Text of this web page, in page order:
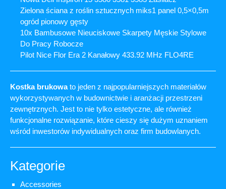
Zielona ściana z roślin sztucznych miks1 panel 0,5×0,5m
ogród pionowy gęsty
10x Bambusowe Nieuciskowe Skarpety Męskie Stylowe
Do Pracy Robocze
Pilot Nice Flor Era 2 Kanałowy 433.92 MHz FLO4RE
Kostka brukowato jeden z najpopularniejszych materiałów
wykorzystywanych w budownictwie i aranżacji przestrzeni
zewnętrznych. Jest to nie tylko estetyczne, ale również
funkcjonalne rozwiązanie, które cieszy się dużym uznaniem
wśród inwestorów indywidualnych oraz firm budowlanych.
Kategorie
Accessories